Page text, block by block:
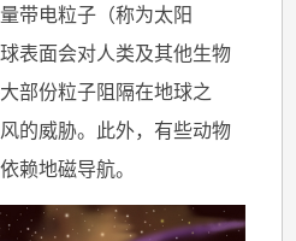
带电粒子（称为太阳
表面会对人类及其他生物
部份粒子阻隔在地球之
的威胁。此外，有些动物
赖地磁导航。